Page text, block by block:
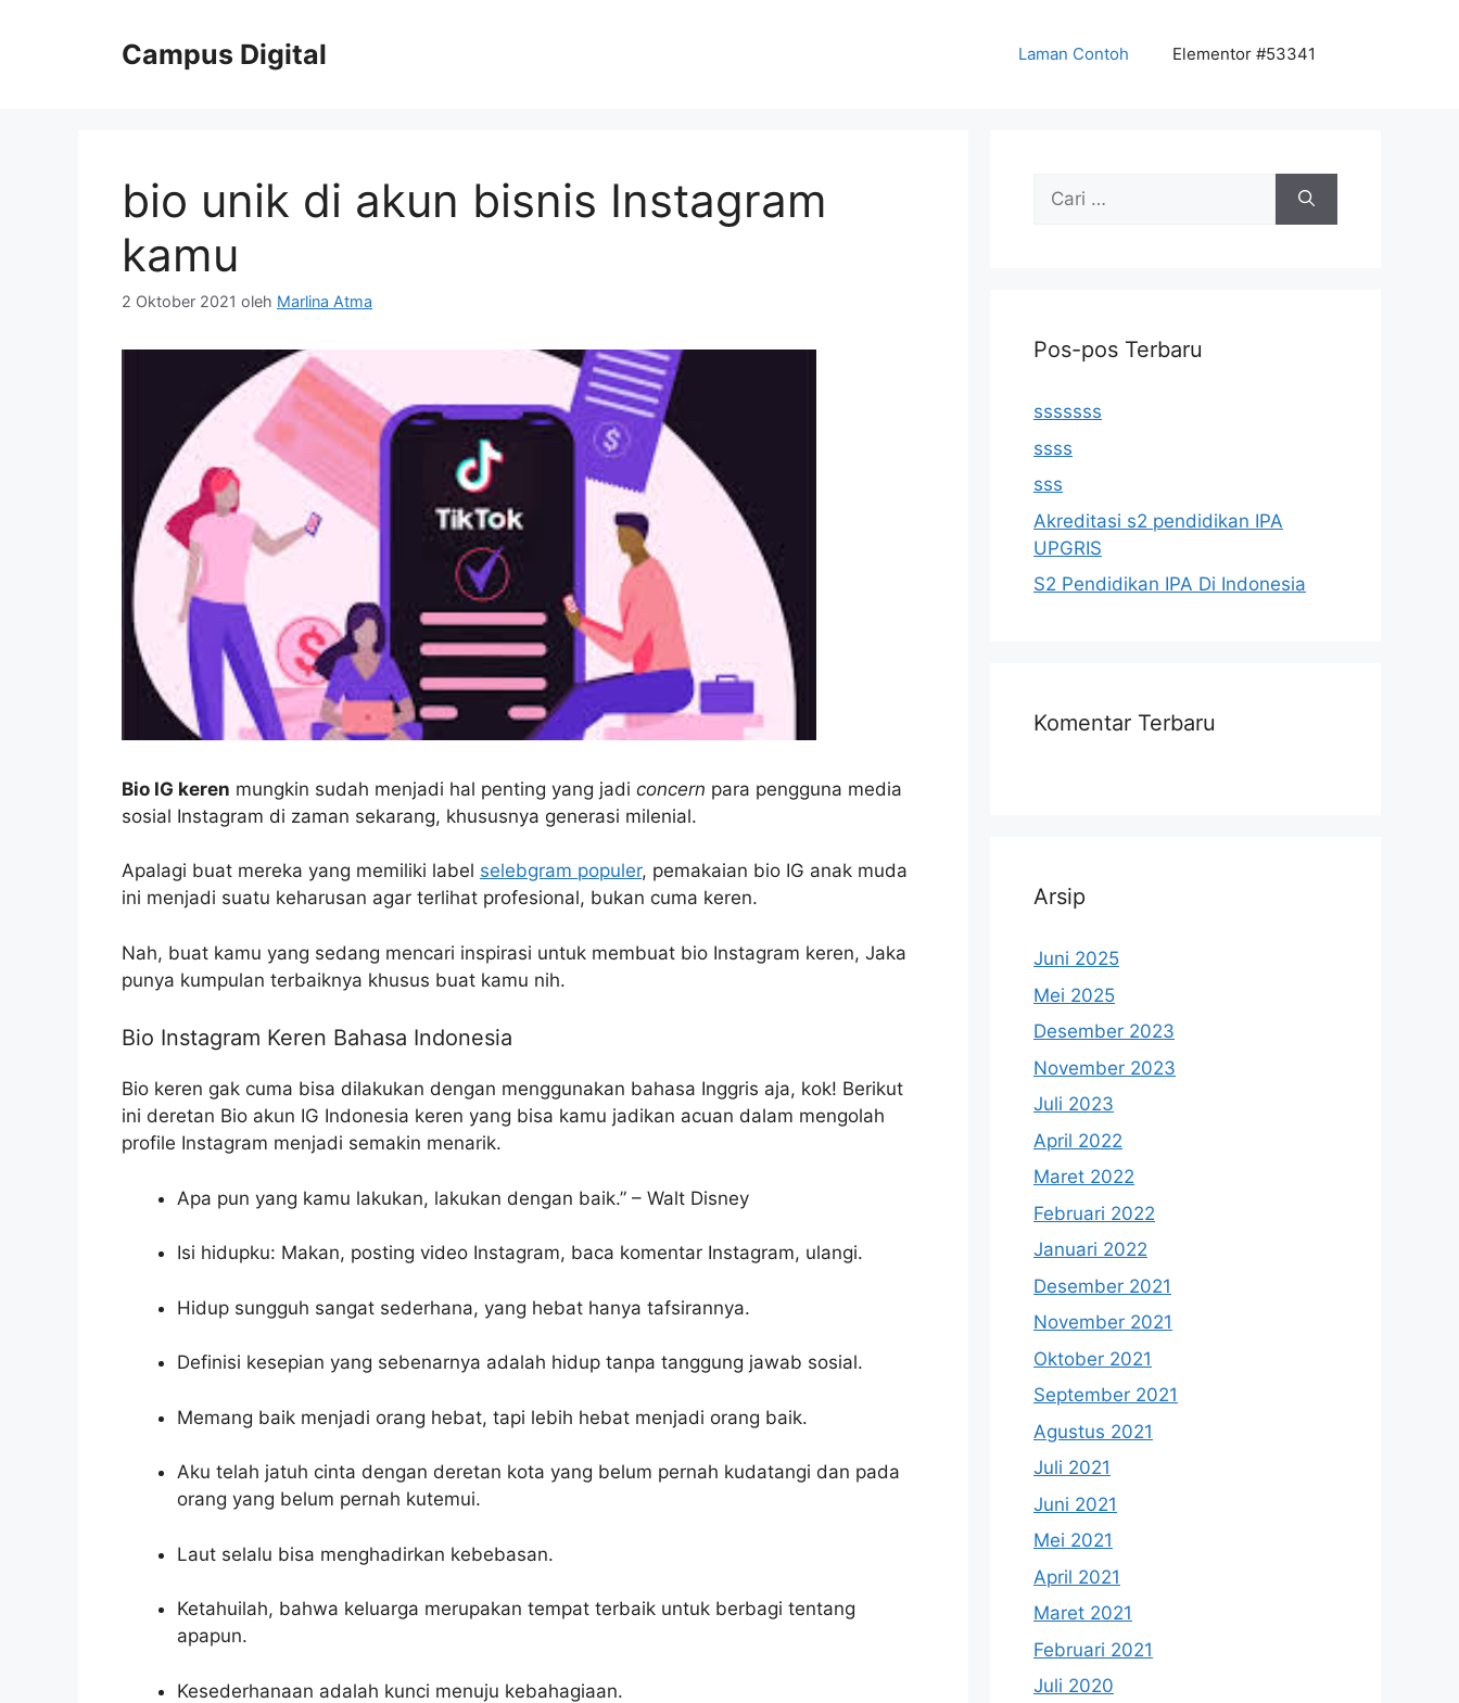
Campus Digital Laman Contoh Elementor #53341
bio unik di akun bisnis Instagram
kamu
2 Oktober 2021 oleh Marlina Atma
Bio IG keren mungkin sudah menjadi hal penting yang jadi concern para pengguna media
sosial Instagram di zaman sekarang, khususnya generasi milenial.
Apalagi buat mereka yang memiliki label selebgram populer, pemakaian bio IG anak muda
ini menjadi suatu keharusan agar terlihat profesional, bukan cuma keren.
Nah, buat kamu yang sedang mencari inspirasi untuk membuat bio Instagram keren, Jaka
punya kumpulan terbaiknya khusus buat kamu nih.
Bio Instagram Keren Bahasa Indonesia
Bio keren gak cuma bisa dilakukan dengan menggunakan bahasa Inggris aja, kok! Berikut
ini deretan Bio akun IG Indonesia keren yang bisa kamu jadikan acuan dalam mengolah
profile Instagram menjadi semakin menarik.
Apa pun yang kamu lakukan, lakukan dengan baik.” – Walt Disney
Isi hidupku: Makan, posting video Instagram, baca komentar Instagram, ulangi.
Hidup sungguh sangat sederhana, yang hebat hanya tafsirannya.
Definisi kesepian yang sebenarnya adalah hidup tanpa tanggung jawab sosial.
Memang baik menjadi orang hebat, tapi lebih hebat menjadi orang baik.
Aku telah jatuh cinta dengan deretan kota yang belum pernah kudatangi dan pada
orang yang belum pernah kutemui.
Laut selalu bisa menghadirkan kebebasan.
Ketahuilah, bahwa keluarga merupakan tempat terbaik untuk berbagi tentang
apapun.
Kesederhanaan adalah kunci menuju kebahagiaan.
Cari
Pos-pos Terbaru
sssssss
ssss
sss
Akreditasi s2 pendidikan IPA
UPGRIS
S2 Pendidikan IPA Di Indonesia
Komentar Terbaru
Arsip
Juni 2025
Mei 2025
Desember 2023
November 2023
Juli 2023
April 2022
Maret 2022
Februari 2022
Januari 2022
Desember 2021
November 2021
Oktober 2021
September 2021
Agustus 2021
Juli 2021
Juni 2021
Mei 2021
April 2021
Maret 2021
Februari 2021
Juli 2020